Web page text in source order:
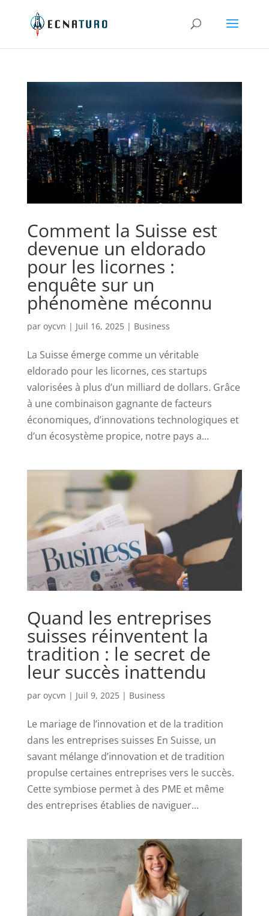
Comment la Suisse est
devenue un eldorado
pour les licornes :
enquête sur un
phénomène méconnu
par oycvn | Juil 16, 2025| Business
La Suisse émerge comme un véritable
eldorado pour les licornes, ces startups
valorisées à plus d’un milliard de dollars. Grâce
à une combinaison gagnante de facteurs
économiques, d’innovations technologiques et
d’un écosystème propice, notre pays a...
Quand les entreprises
suisses réinventent la
tradition : le secret de
leur succès inattendu
par oycvn | Juil 9, 2025| Business
Le mariage de l’innovation et de la tradition
dans les entreprises suisses En Suisse, un
savant mélange d’innovation et de tradition
propulse certaines entreprises vers le succès.
Cette symbiose permet à des PME et même
des entreprises établies de naviguer...